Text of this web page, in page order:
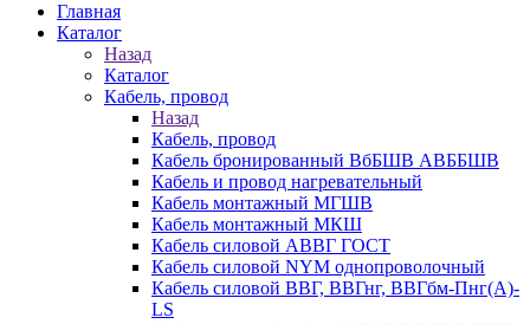
Главная
Каталог
Назад
Каталог
Кабель, провод
Назад
Кабель, провод
Кабель бронированный ВбБШВ АВББШВ
Кабель и провод нагревательный
Кабель монтажный МГШВ
Кабель монтажный МКШ
Кабель силовой АВВГ ГОСТ
Кабель силовой NYM однопроволочный
Кабель силовой ВВГ, ВВГнг, ВВГбм-Пнг(А)-
LS